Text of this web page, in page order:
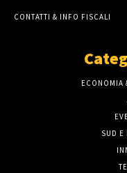
CONTATTI & INFO FISCALI
ECONOMIA
SUD E